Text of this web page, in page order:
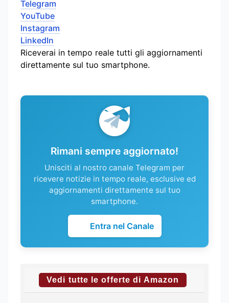
Telegram
YouTube
Instagram
LinkedIn
Riceverai in tempo reale tutti gli aggiornamenti
direttamente sul tuo smartphone.
Rimani sempre aggiornato!
Unisciti al nostro canale Telegram per
ricevere notizie in tempo reale, esclusive ed
aggiornamenti direttamente sul tuo
smartphone.
Entra nel Canale